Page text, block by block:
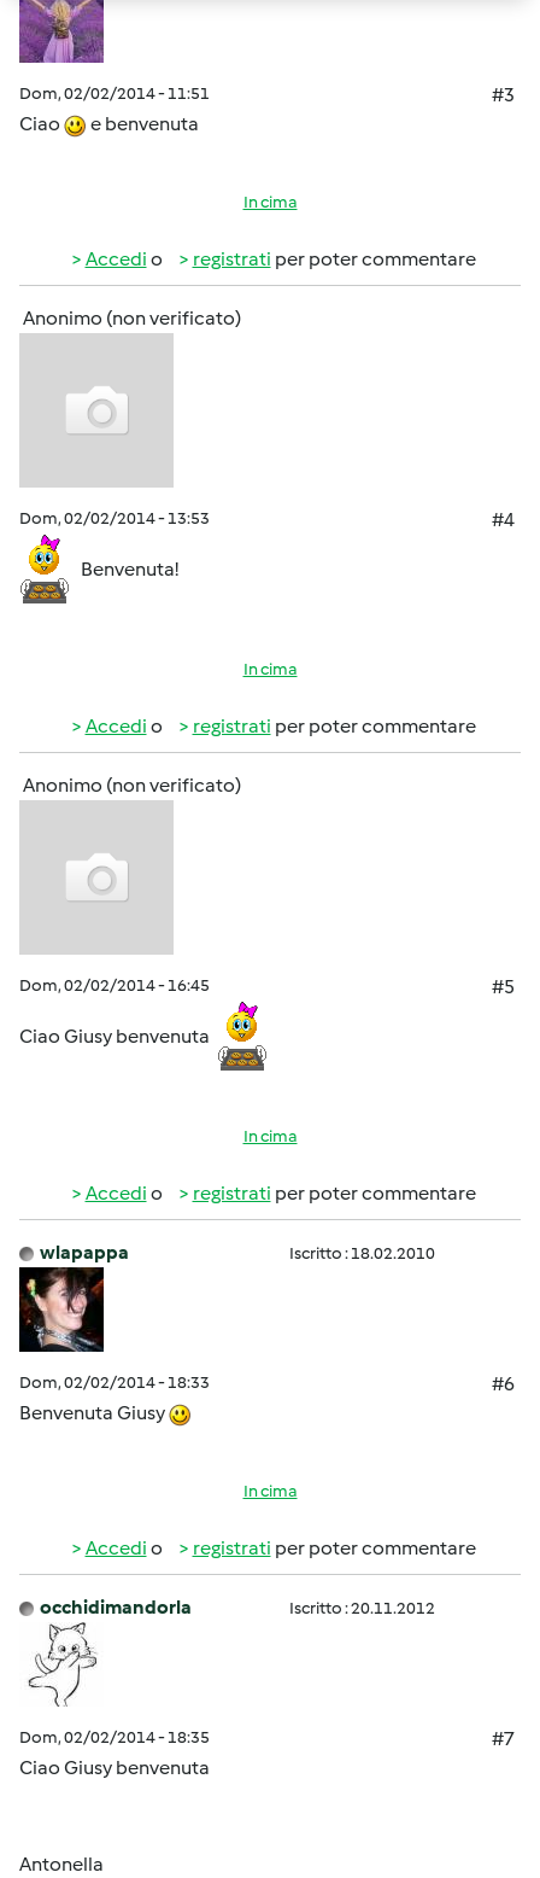
Dom, 02/02/2014 - 11:51
#3
Ciao
e benvenuta
In cima
Accedi o registrati per poter commentare
Anonimo (non verificato)
Dom, 02/02/2014 - 13:53 #4
Benvenuta!
In cima
Accedi o registrati per poter commentare
Anonimo (non verificato)
Dom, 02/02/2014 - 16:45 #5
Ciao Giusy benvenuta
In cima
Accedi o registrati per poter commentare
wlapappa Iscritto : 18.02.2010
Dom, 02/02/2014 - 18:33
#6
Benvenuta Giusy
In cima
Accedi o registrati per poter commentare
occhidimandorla Iscritto : 20.11.2012
Dom, 02/02/2014 - 18:35
#7
Ciao Giusy benvenuta
Antonella